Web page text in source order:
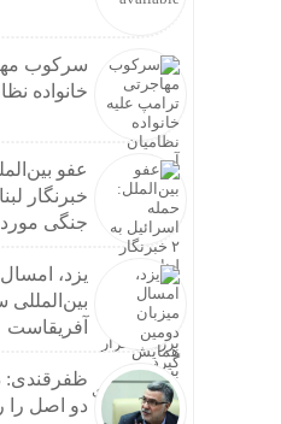
سرکوب
خانواده
خبرنگار
جنگی
یزد،
بین‌المللی
آفریقاست
ظفرقندی:
دو اصل را